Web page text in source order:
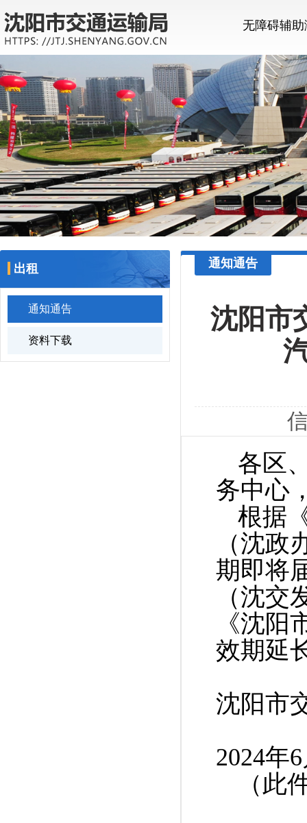
无障碍辅
出租
通知通告
资料下载
通知通告
沈阳市
各区
务中心
根据
（沈政
期即将
（沈交
《沈
效期延
沈阳市
2024年6
（此